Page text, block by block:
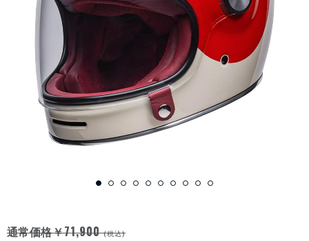
通常価格￥71,900 (税込)